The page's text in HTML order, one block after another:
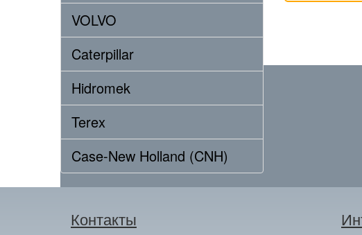
VOLVO
Caterpillar
Hidromek
Terex
Case-New Holland (CNH)
Контакты